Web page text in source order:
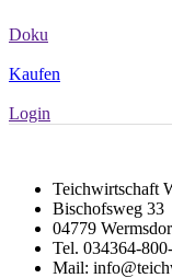
Doku
Kaufen
Login
Teichwirtschaft
Bischofsweg 33
04779
Tel. 034364-
Mail: